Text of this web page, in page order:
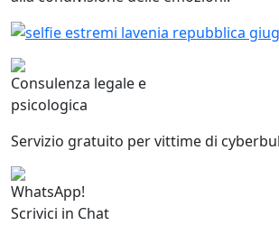
Consulenza legale e
psicologica
Servizio gratuito per vittime di
WhatsApp!
Scrivici in Chat